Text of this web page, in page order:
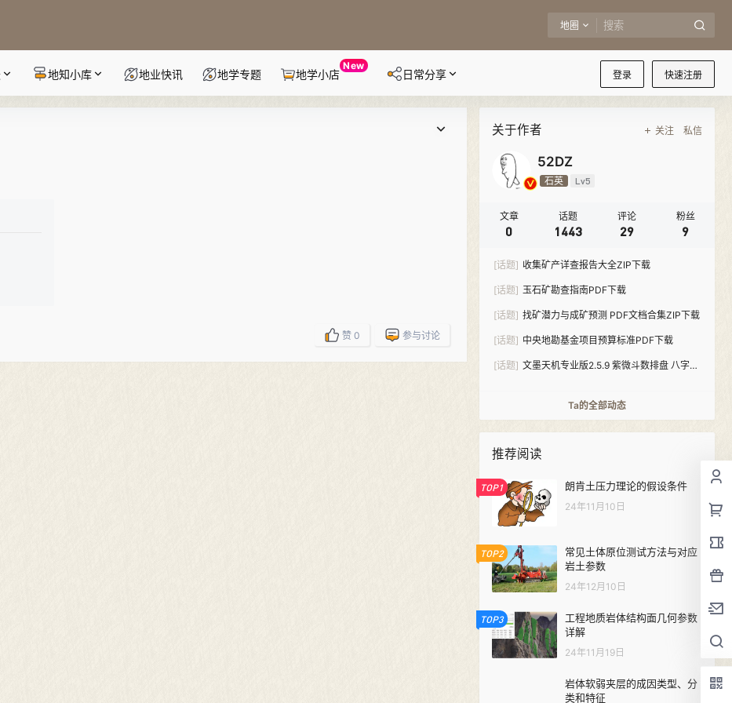
地圈
登录 快速注册
地知小库 地业快讯 地学专题 地学小店
New
日常分享
赞 0 参与讨论
关于作者 关注 私信
52DZ
石英 Lv5
文章
0
话题
1443
评论
29
粉丝
9
[话题] 收集矿产详查报告大全ZIP下载
[话题] 玉石矿勘查指南PDF下载
[话题] 找矿潜力与成矿预测 PDF文档合集ZIP下载
[话题] 中央地勘基金项目预算标准PDF下载
[话题] 文墨天机专业版2.5.9 紫微斗数排盘 八字算
Ta的全部动态
推荐阅读
TOP1 朗肯土压力理论的假设条件
24年11月10日
TOP2
常见土体原位测试方法与对应
岩土参数
24年12月10日
TOP3
工程地质岩体结构面几何参数
详解
24年11月19日
岩体软弱夹层的成因类型、分
类和特征